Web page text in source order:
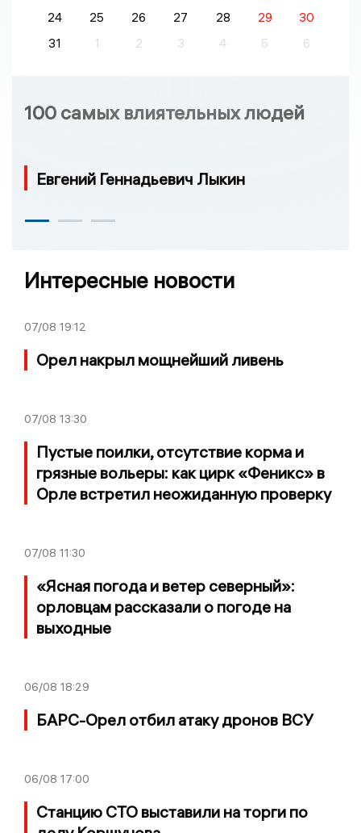
24
25 26 27 28 29
30
31
1 2 3 4 5 6
100 самых влиятельных людей
Евгений Геннадьевич Лыкин
Интересные новости
07/08 19:12
Орел накрыл мощнейший ливень
07/08 13:30
Пустые поилки, отсутствие корма и
грязные вольеры: как цирк «Феникс» в
Орле встретил неожиданную проверку
07/08 11:30
«Ясная погода и ветер северный»:
орловцам рассказали о погоде на
выходные
06/08 18:29
БАРС-Орел отбил атаку дронов ВСУ
06/08 17:00
Станцию СТО выставили на торги по